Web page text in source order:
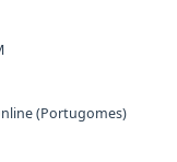
(Portugomes)